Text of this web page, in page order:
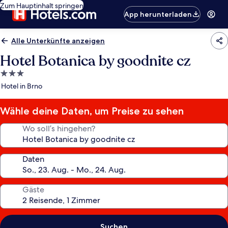
Zum Hauptinhalt springen
App herunterladen
Alle Unterkünfte anzeigen
Hotel Botanica by goodnite cz
3.0-
Sterne-
Hotel in Brno
Wähle deine Daten, um Preise zu sehen
Wo soll’s hingehen?
Daten
Gäste